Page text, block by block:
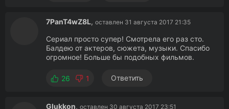
7PanT4wZ8L, оставлен 31 августа 2017 21:35
Сериал просто супер! Смотрела его раз сто.
Балдею от актеров, сюжета, музыки. Спасибо
огромное! Больше бы подобных фильмов.
26 1 Ответить
Glukkon, оставлен 30 августа 2017 23:51